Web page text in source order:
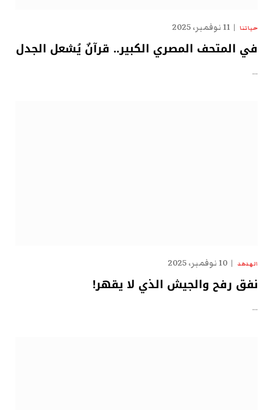
حياتنا 11 نوفمبر، 2025
في المتحف المصري الكبير.. قرآنٌ يُشعل الجدل
…
الهدهد 10 نوفمبر، 2025
نفق رفح والجيش الذي لا يقهر!
…